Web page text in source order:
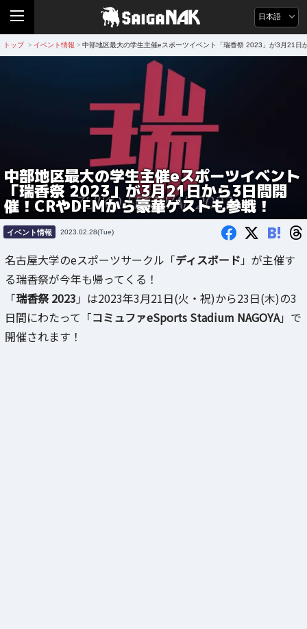
日本語
トップ > イベント情報 > 中部地区最大の学生主催eスポーツイベント「瑞香祭 2023」が3月21日
中部地区最大の学生主催eスポーツイベント
「瑞香祭 2023」が3月21日から3日間開
催！CRやDFMから豪華ゲストも参戦！
イベント情報 2023.02.28(Tue) B!
名古屋大学のeスポーツサークル「ディスボード 」が主催す
る瑞香祭が今年も帰ってくる！
「瑞香祭 2023 」は2023年3月21日(火・祝)から23日(木)の3
日間にわたって「コミュファeSports Stadium NAGOYA」で
開催されます！